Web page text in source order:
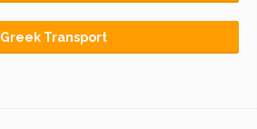
Greek Transport